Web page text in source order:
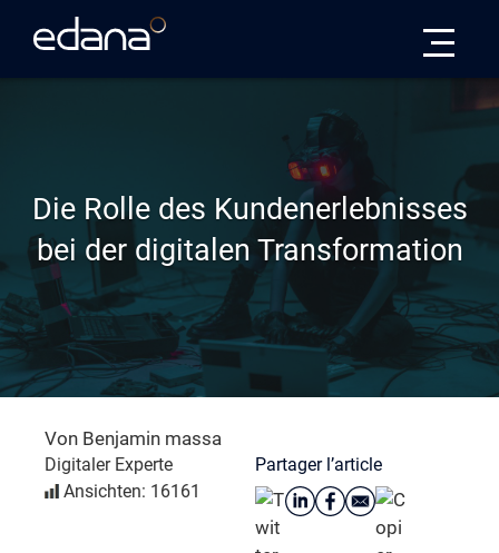
Die Rolle des Kundenerlebnisses
bei der digitalen Transformation
Von Benjamin massa
Digitaler Experte
Ansichten: 16161
Partager l’article